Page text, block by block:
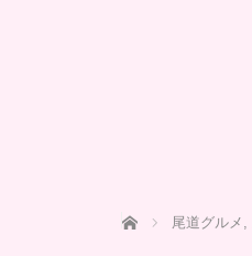
ホーム 尾道グルメ ,